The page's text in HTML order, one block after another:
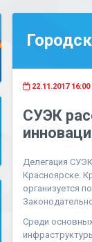
22.11.2017 16:00
СУЭК
Делегация
Красноярске.
организуется
Среди